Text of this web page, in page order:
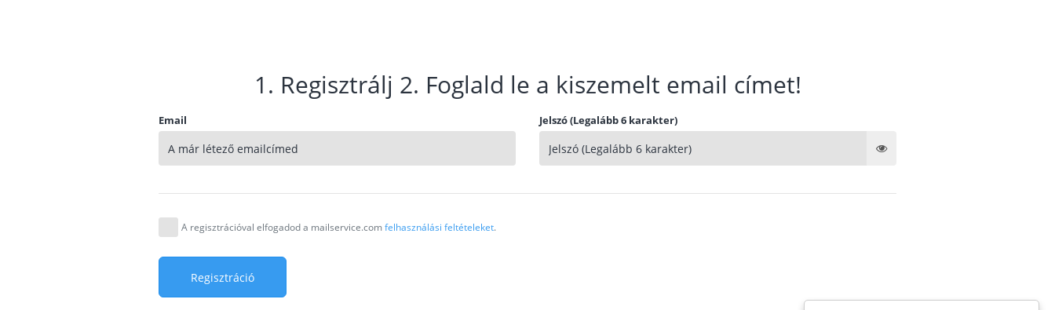
1. Regisztrálj 2. Foglald le a kiszemelt email címet!
Email Jelszó (Legalább 6 karakter)
A regisztrációval elfogadod a mailservice.comfelhasználási feltételeket.
Regisztráció